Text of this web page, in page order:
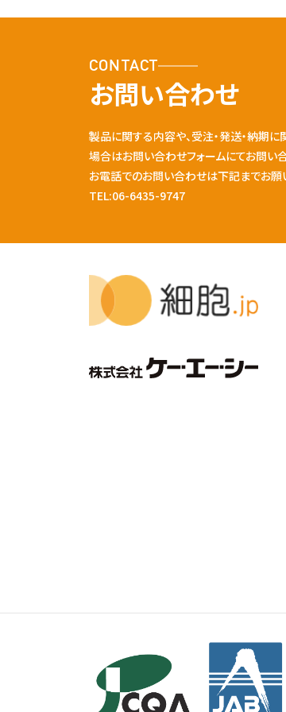
CONTACT
お問い合わせ
製品に関する内容や、受注・発送・納期
場合はお問い合わせフォームにてお問い合
お電話でのお問い合わせは下記までお願
TEL:06-6435-9747